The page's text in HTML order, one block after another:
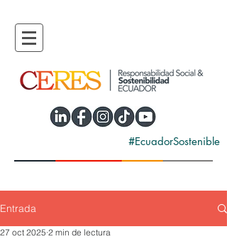
#EcuadorSostenible
Entrada
27 oct 2025 2 min de lectura